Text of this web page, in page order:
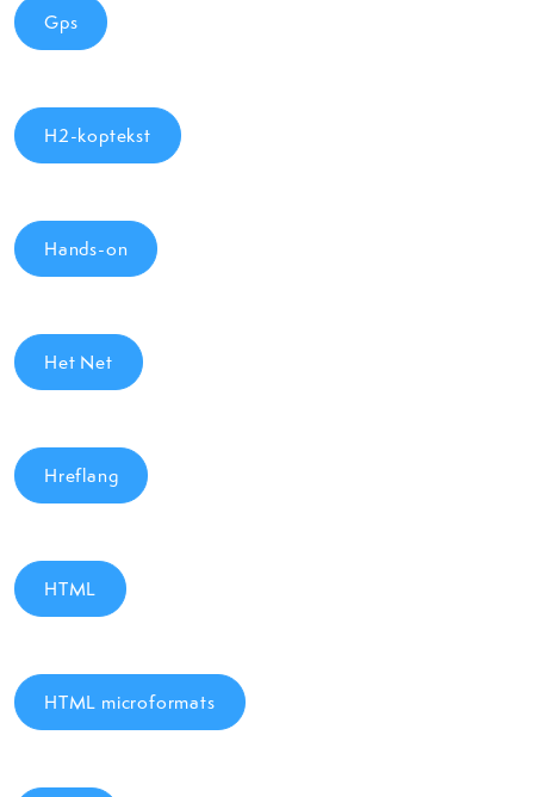
Gps
H2-koptekst
Hands-on
Het Net
Hreflang
HTML
HTML microformats